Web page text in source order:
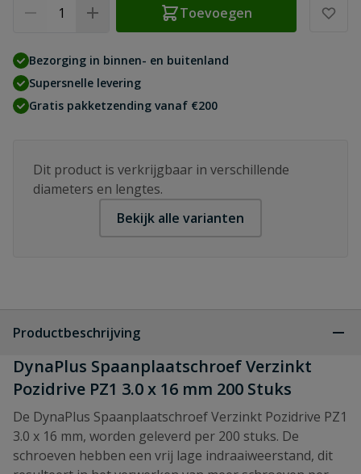
Toevoegen
Bezorging in binnen- en buitenland
Supersnelle levering
Gratis pakketzending vanaf €200
Dit product is verkrijgbaar in verschillende
diameters en lengtes.
Bekijk alle varianten
Productbeschrijving
DynaPlus Spaanplaatschroef Verzinkt
Pozidrive PZ1 3.0 x 16 mm 200 Stuks
De DynaPlus Spaanplaatschroef Verzinkt Pozidrive PZ1
3.0 x 16 mm, worden geleverd per 200 stuks. De
schroeven hebben een vrij lage indraaiweerstand, dit